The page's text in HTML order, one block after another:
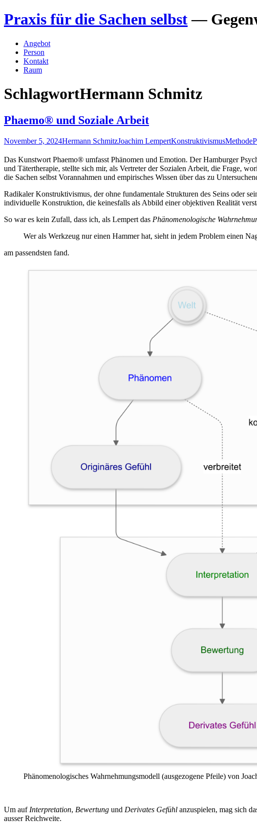
Zum
Inhalt
Praxis für die Sachen selbst —
Angebot
Person
Kontakt
Raum
SchlagwortHermann Schmitz
Phaemo® und Soziale Arbeit
November 5, 2024Hermann SchmitzJoachim LempertKonstruktivismusMethode
Das Kunstwort Phaemo® umfasst Phänomen und Emotion. Der Hamburger
und Tätertherapie, stellte sich mir, als Vertreter der Sozialen Arbeit, die Frage,
die Sachen selbst Vorannahmen und empirisches Wissen über das zu
Radikaler Konstruktivismus, der ohne fundamentale Strukturen des Seins oder
individuelle Konstruktion, die keinesfalls als Abbild einer objektiven Realität
So war es kein Zufall, dass ich, als Lempert das Phänomenologische
Wer als Werkzeug nur einen Hammer hat, sieht in jedem Problem einen
am passendsten fand.
Phänomenologisches Wahrnehmungsmodell (ausgezogene Pfeile) von
Um auf Interpretation, Bewertung und Derivates Gefühl anzuspielen, mag sich
ausser Reichweite.